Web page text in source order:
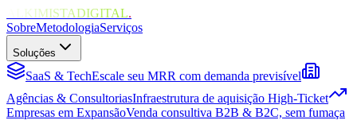
ALKIMISTADIGITAL.
SobreMetodologiaServiços
Soluções
SaaS & TechEscale seu MRR com demanda previsível
Agências & ConsultoriasInfraestrutura de aquisição High-Ticket
Empresas em ExpansãoVenda consultiva B2B & B2C, sem fumaça